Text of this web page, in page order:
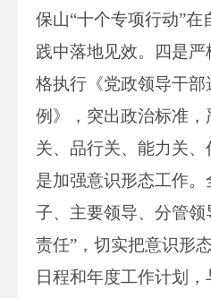
保山“十个专项行动”
践中落地见效。四是
格执行《党政领导干部
例》，突出政治标准
关、品行关、能力关
是加强意识形态工作
子、主要领导、分管领
责任”，切实把意识形
日程和年度工作计划